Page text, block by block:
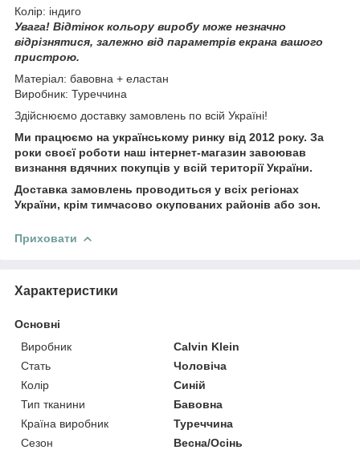
Колір: індиго
Увага! Відтінок кольору виробу може незначно
відрізнятися, залежно від параметрів екрана вашого
пристрою.
Матеріал: бавовна + еластан
Виробник: Туреччина
Здійснюємо доставку замовлень по всій Україні!
Ми працюємо на українському ринку від 2012 року. За
роки своєї роботи наш інтернет-магазин завоював
визнання вдячних покупців у всій території України.
Доставка замовлень проводиться у всіх регіонах
України, крім тимчасово окупованих районів або зон.
Приховати
Характеристики
Основні
Виробник
Calvin Klein
Стать
Чоловіча
Колір
Синій
Тип тканини
Бавовна
Країна виробник
Туреччина
Сезон
Весна/Осінь